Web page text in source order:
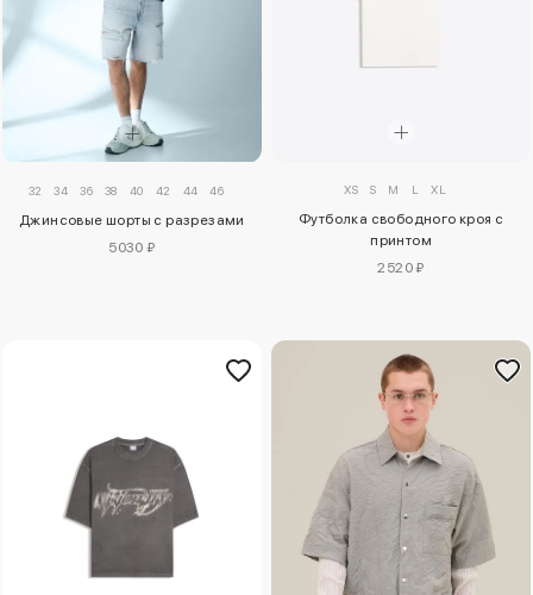
32 34 36 38 40 42 44 46
Джинсовые шорты с разрезами
5030 ₽
XS S M L XL
Футболка свободного кроя с
принтом
2520 ₽